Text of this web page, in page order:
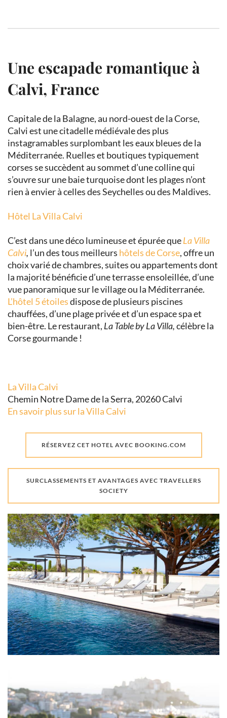
Une escapade romantique à
Calvi, France
Capitale de la Balagne, au nord-ouest de la Corse,
Calvi est une citadelle médiévale des plus
instagramables surplombant les eaux bleues de la
Méditerranée. Ruelles et boutiques typiquement
corses se succèdent au sommet d’une colline qui
s’ouvre sur une baie turquoise dont les plages n’ont
rien à envier à celles des Seychelles ou des Maldives.
Hôtel La Villa Calvi
C’est dans une déco lumineuse et épurée queLa Villa
Calvi, l’un des tous meilleurs hôtels de Corse, offre un
choix varié de chambres, suites ou appartements dont
la majorité bénéficie d’une terrasse ensoleillée, d’une
vue panoramique sur le village ou la Méditerranée.
L’hôtel 5 étoilesdispose de plusieurs piscines
chauffées, d’une plage privée et d’un espace spa et
bien-être. Le restaurant, La Table by La Villa,célèbre la
Corse gourmande !
La Villa Calvi
Chemin Notre Dame de la Serra, 20260 Calvi
En savoir plus sur la Villa Calvi
RÉSERVEZ CET HOTEL AVEC BOOKING.COM
SURCLASSEMENTS ET AVANTAGES AVEC TRAVELLERS
SOCIETY